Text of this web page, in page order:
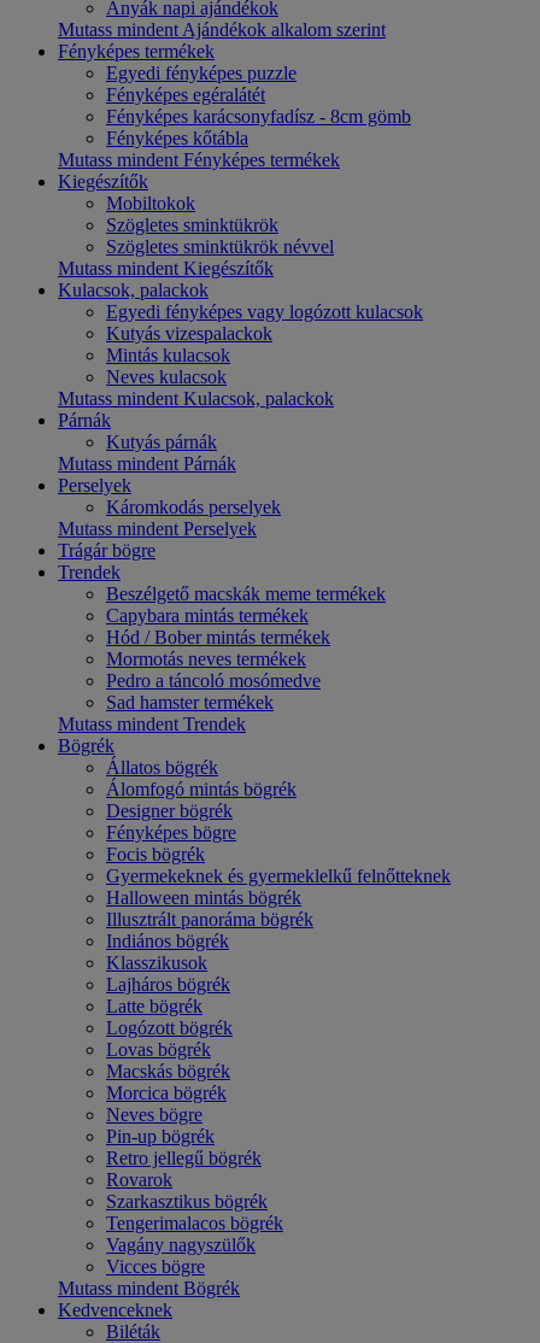
Anyák napi ajándékok
Mutass mindent Ajándékok alkalom szerint
Fényképes termékek
Egyedi fényképes puzzle
Fényképes egéralátét
Fényképes karácsonyfadísz - 8cm gömb
Fényképes kőtábla
Mutass mindent Fényképes termékek
Kiegészítők
Mobiltokok
Szögletes sminktükrök
Szögletes sminktükrök névvel
Mutass mindent Kiegészítők
Kulacsok, palackok
Egyedi fényképes vagy logózott kulacsok
Kutyás vizespalackok
Mintás kulacsok
Neves kulacsok
Mutass mindent Kulacsok, palackok
Párnák
Kutyás párnák
Mutass mindent Párnák
Perselyek
Káromkodás perselyek
Mutass mindent Perselyek
Trágár bögre
Trendek
Beszélgető macskák meme termékek
Capybara mintás termékek
Hód / Bober mintás termékek
Mormotás neves termékek
Pedro a táncoló mosómedve
Sad hamster termékek
Mutass mindent Trendek
Bögrék
Állatos bögrék
Álomfogó mintás bögrék
Designer bögrék
Fényképes bögre
Focis bögrék
Gyermekeknek és gyermeklelkű felnőtteknek
Halloween mintás bögrék
Illusztrált panoráma bögrék
Indiános bögrék
Klasszikusok
Lajháros bögrék
Latte bögrék
Logózott bögrék
Lovas bögrék
Macskás bögrék
Morcica bögrék
Neves bögre
Pin-up bögrék
Retro jellegű bögrék
Rovarok
Szarkasztikus bögrék
Tengerimalacos bögrék
Vagány nagyszülők
Vicces bögre
Mutass mindent Bögrék
Kedvenceknek
Biléták